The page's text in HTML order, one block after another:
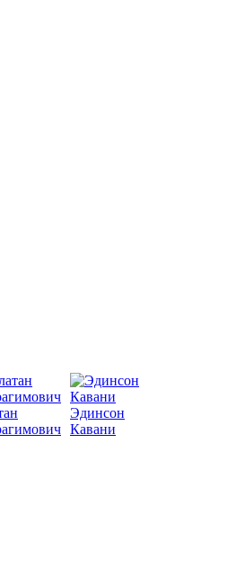
Эдинсон
Кавани